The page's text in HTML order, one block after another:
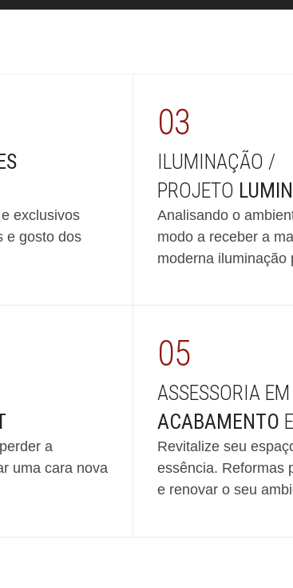
exclusivos
e gosto dos
03
ILUMINAÇÃO /
PROJETO
Analisando o
modo a receber a
moderna iluminação
a
uma cara nova
05
ASSESSORIA EM
ACABAMENTO E
Revitalize seu
essência. Reformas
e renovar o seu